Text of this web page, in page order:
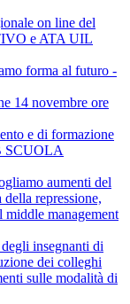
on line del
e ATA UIL
forma al futuro -
14 novembre ore
e di formazione
SCUOLA
aumenti del
repressione,
middle management
insegnanti di
dei colleghi
sulle modalità di